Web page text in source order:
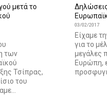
μετά το
των
Τσίπρας,
του
03/02/2017
Είχαμε
για το
μεγάλες
Ευρώπη,